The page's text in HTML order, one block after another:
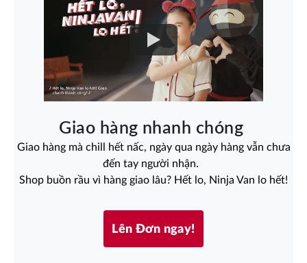
Giao hàng nhanh chóng
Giao hàng mà chill hết nấc, ngày qua ngày hàng vẫn chưa
đến tay người nhận.
Shop buồn rầu vì hàng giao lâu? Hết lo, Ninja Van lo hết!
Lên Đơn ngay!